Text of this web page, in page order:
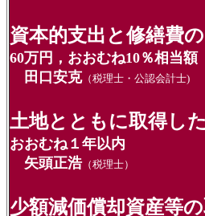
資本的支出と修繕費
60万円，おおむね10％相当額
田口安克（税理士・公認会計士)
土地とともに取得し
おおむね１年以内
矢頭正浩（税理士）
少額減価償却資産等